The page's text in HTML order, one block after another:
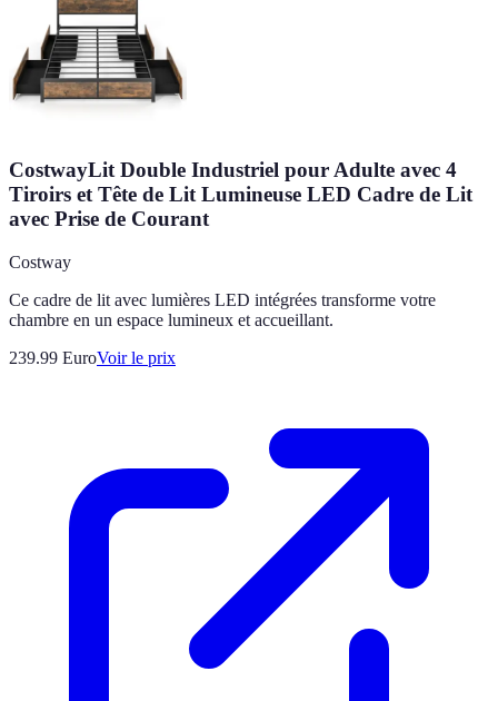
CostwayLit Double Industriel pour Adulte avec 4
Tiroirs et Tête de Lit Lumineuse LED Cadre de Lit
avec Prise de Courant
Costway
Ce cadre de lit avec lumières LED intégrées transforme votre
chambre en un espace lumineux et accueillant.
239.99 EuroVoir le prix